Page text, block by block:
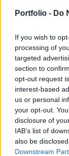
Portfolio - Do
If you wish to
processing of
targeted
section to
opt-out request
interest-based
us or personal
your opt-out.
disclosure of
IAB’s list of
also be
Downstream
árat
2023. január 11.
A Kreml
Szoledár
előrehaladást
előretörés,